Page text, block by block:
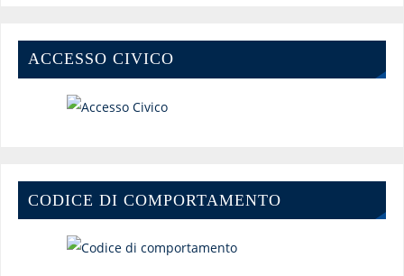
ACCESSO CIVICO
CODICE DI COMPORTAMENTO